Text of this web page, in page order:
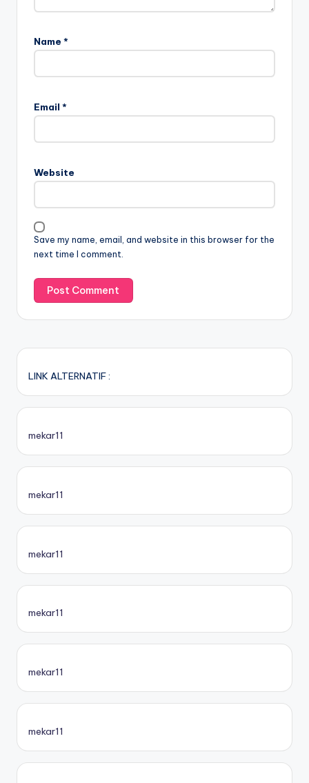
Name *
Email *
Website
Save my name, email, and website in this browser for the
next time I comment.
LINK ALTERNATIF :
mekar11
mekar11
mekar11
mekar11
mekar11
mekar11